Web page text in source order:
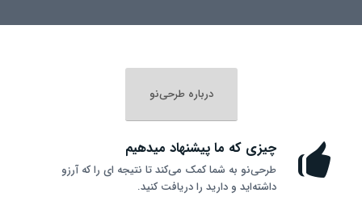
درباره طرحی‌نو
چیزی که ما پیشنهاد میدهیم
طرحی‌نو به شما کمک می‌کند تا نتیجه ای را که آرزو
داشته‌اید و دارید را دریافت کنید.